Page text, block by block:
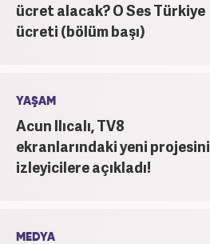
ücret alacak? O Ses Türkiye
ücreti (bölüm başı)
YAŞAM
Acun Ilıcalı, TV8
ekranlarındaki yeni projesini
izleyicilere açıkladı!
MEDYA